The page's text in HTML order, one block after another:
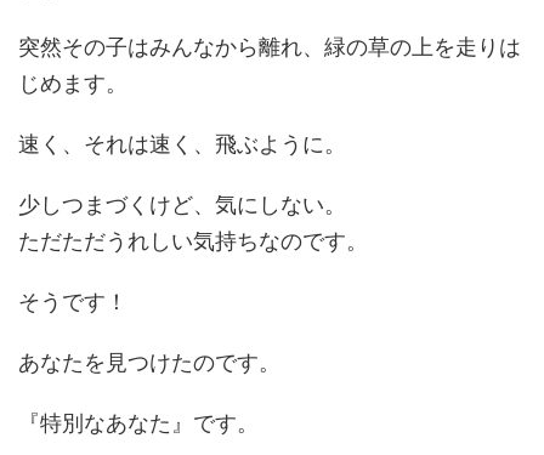
突然その子はみんなから離れ、緑の草の上を走りは
じめます。
速く、それは速く、飛ぶように。
少しつまづくけど、気にしない。
ただただうれしい気持ちなのです。
そうです！
あなたを見つけたのです。
『特別なあなた』です。